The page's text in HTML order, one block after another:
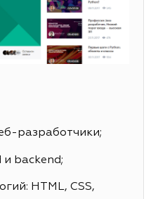
разработчики;
backend;
HTML, CSS,